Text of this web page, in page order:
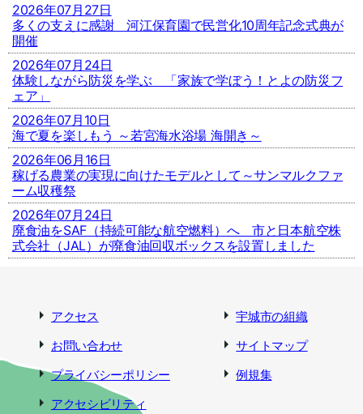
2026年07月27日
多くの支えに感謝 河江保育園で民営化10周年記念式典が
開催
2026年07月24日
体験しながら防災を学ぶ 「家族で学ぼう！とよの防災フ
ェア」
2026年07月10日
海で夏を楽しもう ～若宮海水浴場 海開き～
2026年06月16日
稼げる農業の実現に向けたモデルとして～サンマルクファ
ーム収穫祭
2026年07月24日
廃食油をSAF（持続可能な航空燃料）へ 市と日本航空株
式会社（JAL）が廃食油回収ボックスを設置しました
アクセス
宇城市の組織
お問い合わせ
サイトマップ
プライバシーポリシー
例規集
アクセシビリティ